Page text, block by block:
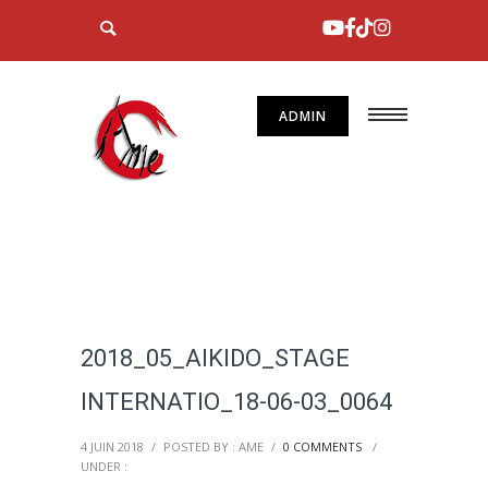
ADMIN
2018_05_AIKIDO_STAGE
INTERNATIO_18-06-03_0064
4 JUIN 2018 / POSTED BY : AME / 0 COMMENTS
/
UNDER :